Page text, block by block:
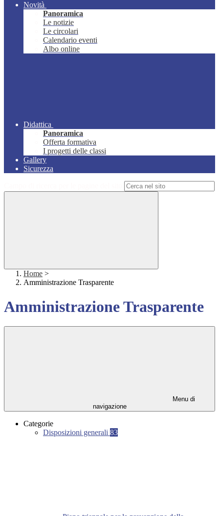
Novità
Panoramica
Le notizie
Le circolari
Calendario eventi
Albo online
Didattica
Panoramica
Offerta formativa
I progetti delle classi
Gallery
Sicurezza
Home >
Amministrazione Trasparente
Amministrazione Trasparente
Menu di
navigazione
Categorie
Disposizioni generali 83